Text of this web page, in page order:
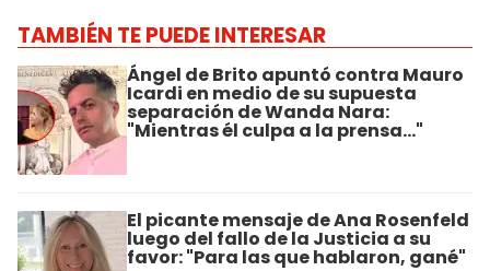
TAMBIÉN TE PUEDE INTERESAR
Ángel de Brito apuntó contra Mauro
Icardi en medio de su supuesta
separación de Wanda Nara:
"Mientras él culpa a la prensa..."
El picante mensaje de Ana Rosenfeld
luego del fallo de la Justicia a su
favor: "Para las que hablaron, gané"